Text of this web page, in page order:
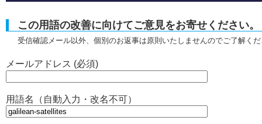
この用語の改善に向けてご意見をお寄せください。
受信確認メール以外、個別のお返事は原則いたしませんのでご了解く
メールアドレス (必須)
用語名（自動入力・改名不可）